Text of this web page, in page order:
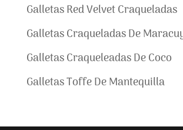
Galletas Red Velvet Craqueladas
Galletas Craqueladas De
Galletas Craqueleadas De Coco
Galletas Toffe De Mantequilla